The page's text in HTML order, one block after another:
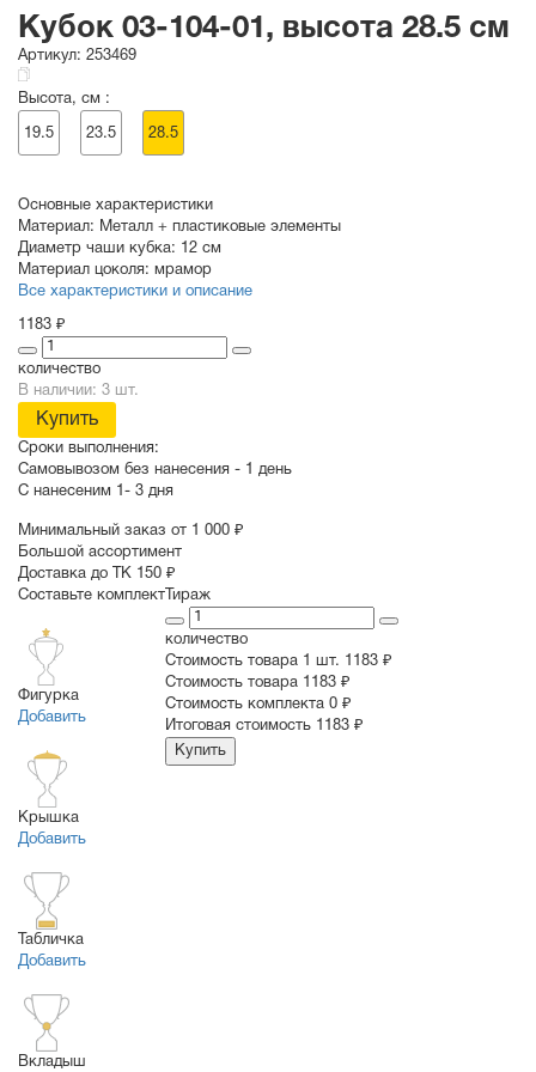
Кубок 03-104-01, высота 28.5 см
Артикул: 253469
Высота, см :
19.5 23.5 28.5
Основные характеристики
Материал: Металл + пластиковые элементы
Диаметр чаши кубка: 12 см
Материал цоколя: мрамор
Все характеристики и описание
1183 ₽
количество
В наличии: 3 шт.
Купить
Сроки выполнения:
Самовывозом без нанесения -
1 день
С нанесеним
1- 3 дня
Минимальный заказ от 1 000 ₽
Большой ассортимент
Доставка до ТК 150 ₽
Составьте комплект
Фигурка
Добавить
Крышка
Добавить
Табличка
Добавить
Вкладыш
Тираж
количество
Стоимость товара 1 шт.
1183 ₽
Cтоимость товара
1183 ₽
Стоимость комплекта 0 ₽
Итоговая стоимость
1183 ₽
Купить